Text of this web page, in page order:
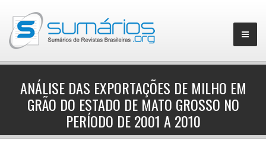
ANÁLISE DAS EXPORTAÇÕES DE MILHO EM
GRÃO DO ESTADO DE MATO GROSSO NO
PERÍODO DE 2001 A 2010